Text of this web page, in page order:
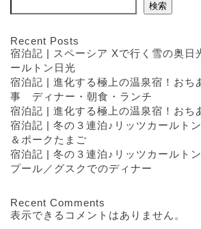
検索
Recent Posts
宿泊記 | スペーシア Xで行く雪の奥日
ールトン日光
宿泊記 | 進化する極上の温泉宿！おち
事 ディナー・朝食・ランチ
宿泊記 | 進化する極上の温泉宿！おち
宿泊記 | 冬の３連泊♪リッツカールト
＆ポークたまご
宿泊記 | 冬の３連泊♪リッツカールト
プール／グスクでのディナー
Recent Comments
表示できるコメントはありません。